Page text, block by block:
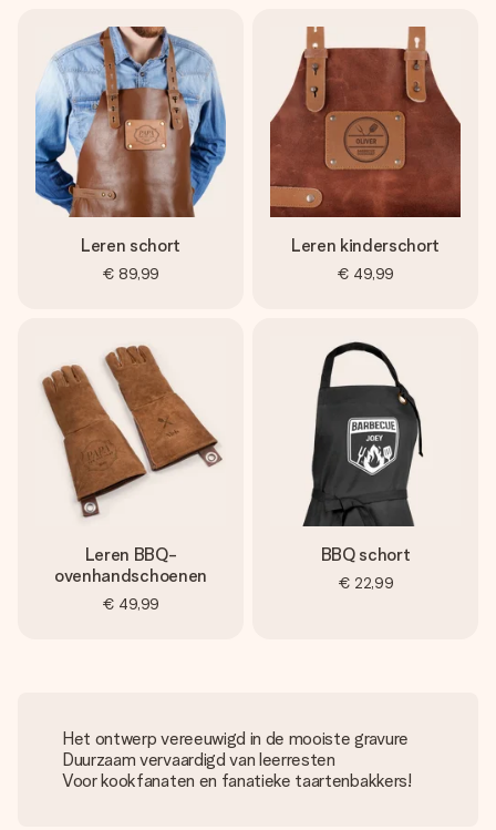
Leren schort
€ 89,99
Leren kinderschort
€ 49,99
Leren BBQ-
ovenhandschoenen
€ 49,99
BBQ schort
€ 22,99
Het ontwerp vereeuwigd in de mooiste gravure
Duurzaam vervaardigd van leerresten
Voor kookfanaten en fanatieke taartenbakkers!